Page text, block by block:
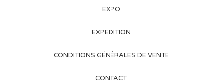
EXPO
EXPEDITION
CONDITIONS GÉNÉRALES DE VENTE
CONTACT